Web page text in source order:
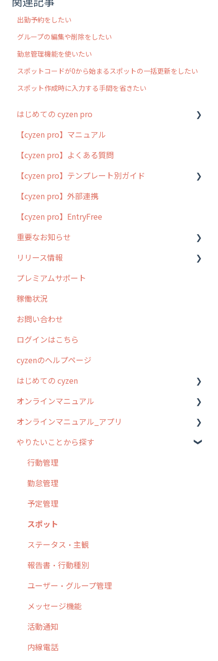
出勤予約をしたい
グループの編集や削除をしたい
勤怠管理機能を使いたい
スポットコードが0から始まるスポットの一括更新をしたい
スポット作成時に入力する手間を省きたい
はじめての cyzen pro
cyzen pro とは？
簡易マニュアル
cyzen proの位置情報取得について
用語集
よくある質問
【cyzen pro】マニュアル
【cyzen pro】よくある質問
【cyzen pro】テンプレート別ガイド
ポスティング
ラウンダー
メンテナンス
外廻り営業
清掃
不動産
【cyzen pro】外部連携
【cyzen pro】EntryFree
重要なお知らせ
過去の重要なお知らせ
障害情報
リリース情報
リリース
2026年のリリース情報
2025年のリリース情報
2024年のリリース情報
2023年のリリース情報
過去のリリース
2019年までのリリース情報
お客様の声を実現しました
プレミアムサポート
稼働状況
お問い合わせ
ログインはこちら
cyzenのヘルプページ
はじめての cyzen
0. はじめてのcyzenの使い方
1. cyzenについて知ろう
2. 主要機能の概要
3. cyzenの位置情報取得について
4. cyzen利用前の準備：システム管理者編
5. 基本的な使い方：システム管理者編
6. 基本的な使い方：ユーザー編
7. 初心者向けよくある質問集
8. 用語集
9. もっと便利に利用するための設定
10.ユーザー向けおすすめの使い方
【業界業種別】cyzen設定方法
オンラインマニュアル
管理サイトの使い始め
ユーザー・グループ管理
行動管理
予定管理
スポット
ステータス・主観
報告書・行動種別
勤怠管理
活動通知
パフォーマンス
帳票出力
メッセージ・ファイル添付
オンラインマニュアル_アプリ
アプリの使い始め
ホーム画面
スポット
報告閲覧
予定
日報
履歴
メンバー
メッセージ
パフォーマンス
外部リンク
やりたいことから探す
行動管理
勤怠管理
予定管理
スポット
ステータス・主観
報告書・行動種別
ユーザー・グループ管理
メッセージ機能
活動通知
内線電話